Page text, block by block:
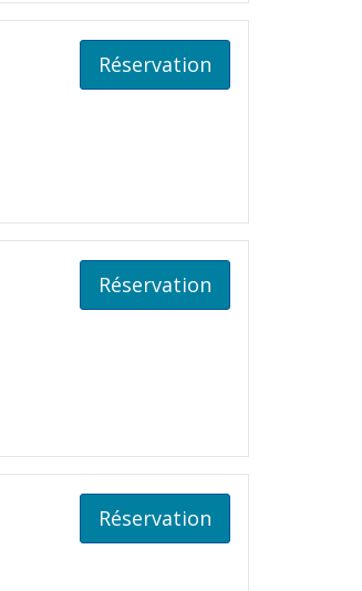
Réservation
Réservation
Réservation